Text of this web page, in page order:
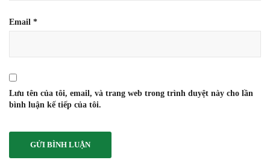
Email *
Lưu tên của tôi, email, và trang web trong trình duyệt này cho lần
bình luận kế tiếp của tôi.